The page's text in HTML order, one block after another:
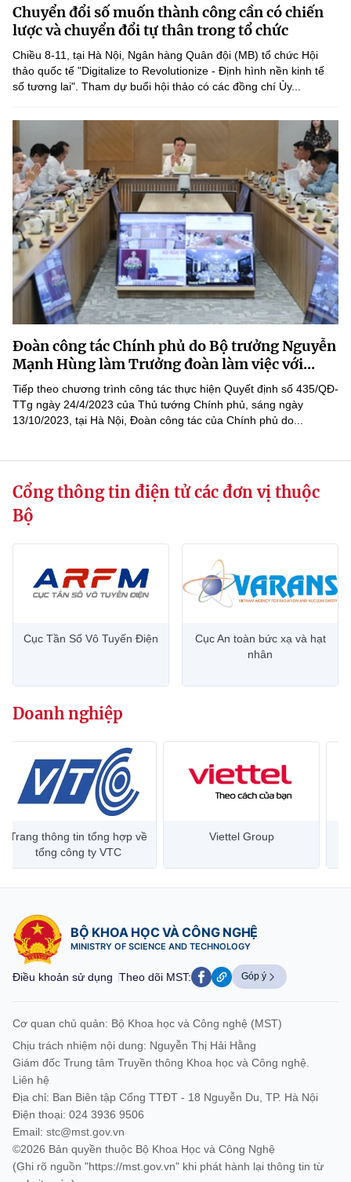
Chuyển đổi số muốn thành công cần có chiến
lược và chuyển đổi tự thân trong tổ chức
Chiều 8-11, tại Hà Nội, Ngân hàng Quân đội (MB) tổ chức Hội
thảo quốc tế "Digitalize to Revolutionize - Định hình nền kinh tế
số tương lai". Tham dự buổi hội thảo có các đồng chí Ủy...
Đoàn công tác Chính phủ do Bộ trưởng Nguyễn
Mạnh Hùng làm Trưởng đoàn làm việc với...
Tiếp theo chương trình công tác thực hiện Quyết định số 435/QĐ-
TTg ngày 24/4/2023 của Thủ tướng Chính phủ, sáng ngày
13/10/2023, tại Hà Nội, Đoàn công tác của Chính phủ do...
Cổng thông tin điện tử các đơn vị thuộc
Bộ
Cục Tần Số Vô Tuyến Điện
Cục An toàn bức xạ và hạt
nhân
Doanh nghiệp
Trang thông tin tổng hợp về
tổng công ty VTC
Viettel Group
BỘ KHOA HỌC VÀ CÔNG NGHỆ
MINISTRY OF SCIENCE AND TECHNOLOGY
Điều khoản sử dụng Theo dõi MST: Góp ý
Cơ quan chủ quản: Bộ Khoa học và Công nghệ (MST)
Chịu trách nhiệm nội dung: Nguyễn Thị Hải Hằng
Giám đốc Trung tâm Truyền thông Khoa học và Công nghệ.
Liên hệ
Địa chỉ: Ban Biên tập Cổng TTĐT - 18 Nguyễn Du, TP. Hà Nội
Điện thoại: 024 3936 9506
Email: stc@mst.gov.vn
©2026 Bản quyền thuộc Bộ Khoa Học và Công Nghệ
(Ghi rõ nguồn "https://mst.gov.vn" khi phát hành lại thông tin từ